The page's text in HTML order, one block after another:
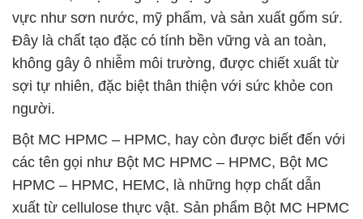
vực như sơn nước, mỹ phẩm, và sản xuất gốm sứ.
Đây là chất tạo đặc có tính bền vững và an toàn,
không gây ô nhiễm môi trường, được chiết xuất từ
sợi tự nhiên, đặc biệt thân thiện với sức khỏe con
người.
Bột MC HPMC – HPMC, hay còn được biết đến với
các tên gọi như Bột MC HPMC – HPMC, Bột MC
HPMC – HPMC, HEMC, là những hợp chất dẫn
xuất từ cellulose thực vật. Sản phẩm Bột MC HPMC